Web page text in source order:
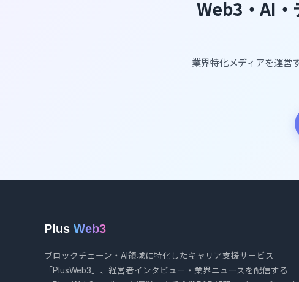
Web3・AI・
業界特化メディアを運営
Plus Web3
ブロックチェーン・AI領域に特化したキャリア支援サービス
「PlusWeb3」、経営者インタビュー・業界ニュースを配信する